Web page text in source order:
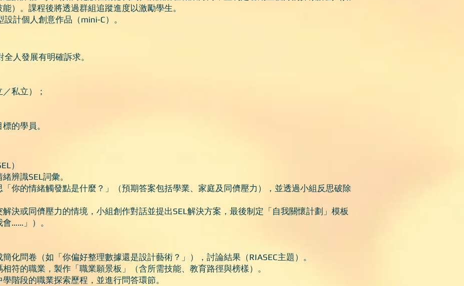
）。課程後將透過群組追蹤進度以激勵學生。
計個人創意作品（mini-C）。
人發展有明確訴求。
私立）；
的學員。
）
辨識SEL詞彙。
你的情緒觸發點是什麼？」（預期答案包括學業、家庭及同儕壓力），並透過小組反思破除
決或同儕壓力的情境，小組創作對話並提出SEL解決方案，最後制定「自我關懷計劃」模板
會……」）。
化問卷（如「你偏好整理數據還是設計藝術？」），討論結果（RIASEC主題）。
符的職業，製作「職業願景板」（含所需技能、教育路徑與榜樣）。
階段的職業探索歷程，並進行問答環節。